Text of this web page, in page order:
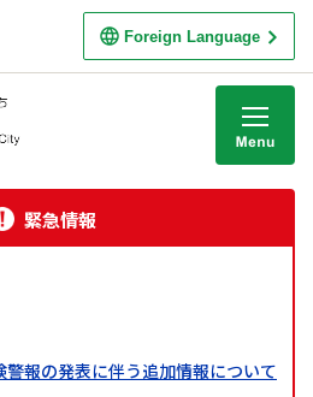
Foreign Language
緊急情報
警報の発表に伴う追加情報について